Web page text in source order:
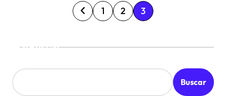
P
a
a
1 2 3
Buscar
Buscar